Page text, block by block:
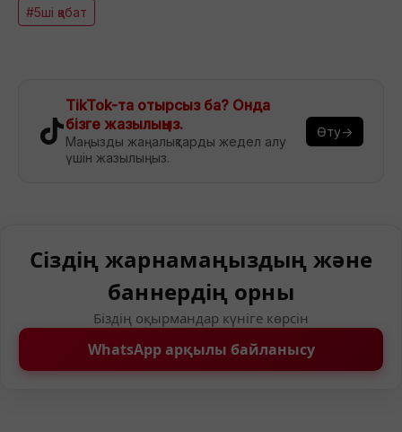
#5ші қабат
TikTok-та отырсыз ба? Онда
бізге жазылыңыз.
Маңызды жаңалықтарды жедел алу
үшін жазылыңыз.
Өту→
Сіздің жарнамаңыздың және
баннердің орны
Біздің оқырмандар күніге көрсін
WhatsApp арқылы байланысу